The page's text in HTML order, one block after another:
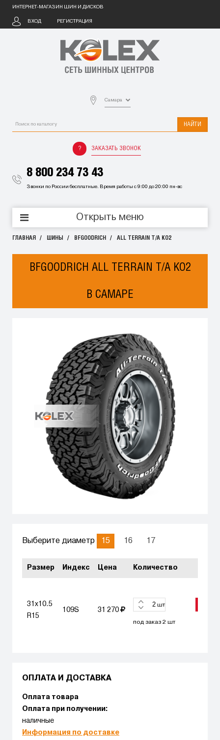
ИНТЕРНЕТ-МАГАЗИН ШИН И ДИСКОВ
ВХОД РЕГИСТРАЦИЯ
Самара
НАЙТИ
ЗАКАЗАТЬ ЗВОНОК
8 800 234 73 43
Звонки по России бесплатные. Время работы с 9:00 до 20:00 пн-вс
Открыть меню
ГЛАВНАЯ ШИНЫ BFGOODRICH ALL TERRAIN T/A KO2
BFGOODRICH ALL TERRAIN T/A KO2
В САМАРЕ
Выберите диаметр 15 16 17
Размер Индекс Цена Количество
31x10.5
R15
109S 31 270
шт
под заказ 2 шт
ОПЛАТА И ДОСТАВКА
Оплата товара
Оплата при получении:
наличные
Информация по доставке